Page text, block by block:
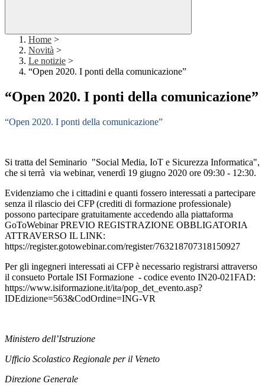
Home >
Novità >
Le notizie >
“Open 2020. I ponti della comunicazione”
“Open 2020. I ponti della comunicazione”
“Open 2020. I ponti della comunicazione”
Si tratta del Seminario "Social Media, IoT e Sicurezza Informatica",
che si terrà via webinar, venerdì 19 giugno 2020 ore 09:30 - 12:30.
Evidenziamo che i cittadini e quanti fossero interessati a partecipare
senza il rilascio dei CFP (crediti di formazione professionale)
possono partecipare gratuitamente accedendo alla piattaforma
GoToWebinar PREVIO REGISTRAZIONE OBBLIGATORIA
ATTRAVERSO IL LINK:
https://register.gotowebinar.com/register/763218707318150927
Per gli ingegneri interessati ai CFP è necessario registrarsi attraverso
il consueto Portale ISI Formazione - codice evento IN20-021FAD:
https://www.isiformazione.it/ita/pop_det_evento.asp?
IDEdizione=563&CodOrdine=ING-VR
Ministero dell’Istruzione
Ufficio Scolastico Regionale per il Veneto
Direzione Generale